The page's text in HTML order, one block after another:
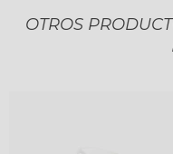
OTROS